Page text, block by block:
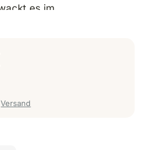
es im
und auch das
mehr Unterstützung.
eine innovative
Senior Hunde entwickelt.
die speziell auf die
Hunde abgestimmt sind.
Versand